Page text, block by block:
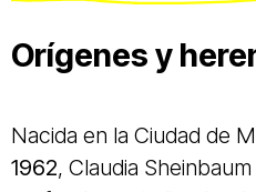
Orígenes y
Nacida en la Ciudad de
1962, Claudia